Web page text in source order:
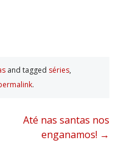
and tagged séries,
.
Até nas santas nos
enganamos! →